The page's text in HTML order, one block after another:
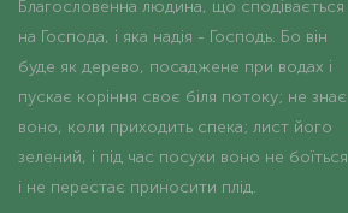
Благословенна людина, що сподівається
на Господа, і яка надія - Господь. Бо він
буде як дерево, посаджене при водах і
пускає коріння своє біля потоку; не знає
воно, коли приходить спека; лист його
зелений, і під час посухи воно не боїться
і не перестає приносити плід.